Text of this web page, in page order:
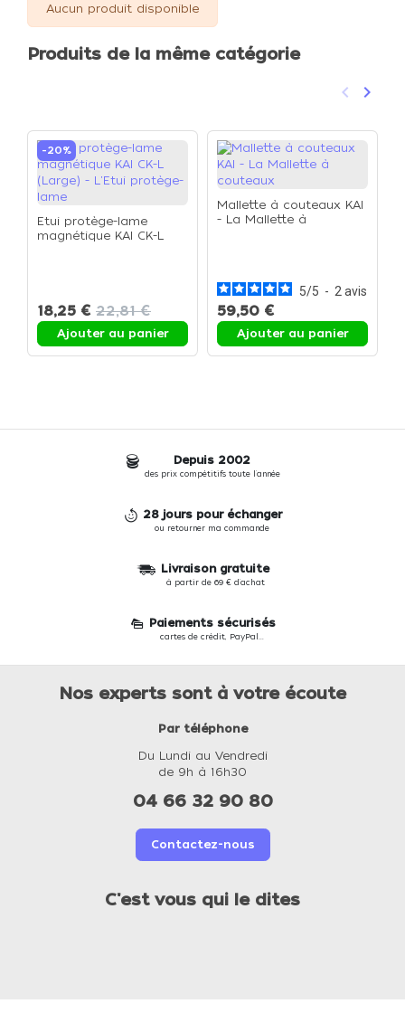
Aucun produit disponible
Produits de la même catégorie
Précédent
keyboard_arrow_left keyboard_arrow_right
-20%
Etui protège-lame
magnétique KAI CK-L
18,25 € 22,81 €
Ajouter au panier
Mallette à couteaux KAI
- La Mallette à
5/5 - 2 avis
59,50 €
Ajouter au panier
Depuis 2002
des prix compétitifs toute l'année
28 jours pour échanger
ou retourner ma commande
Livraison gratuite
à partir de 69 € d'achat
Paiements sécurisés
cartes de crédit, PayPal...
Nos experts sont à votre écoute
Par téléphone
Du Lundi au Vendredi
de 9h à 16h30
04 66 32 90 80
Contactez-nous
C'est vous qui le dites